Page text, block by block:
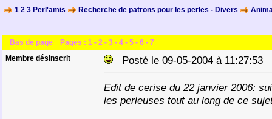
1 2 3 Perl'amis Recherche de patrons pour les perles - Divers
Bas de page Pages : 1 - 2 - 3 - 4 - 5 - 6 - 7
Membre désinscrit
Posté le 09-05-2004 à 11:27:53
Edit de cerise du 22 janvier 2006:
les perleuses tout au long de ce